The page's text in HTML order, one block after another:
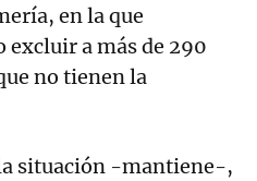
en la que
excluir a más de 290
no tienen la
situación -mantiene-,